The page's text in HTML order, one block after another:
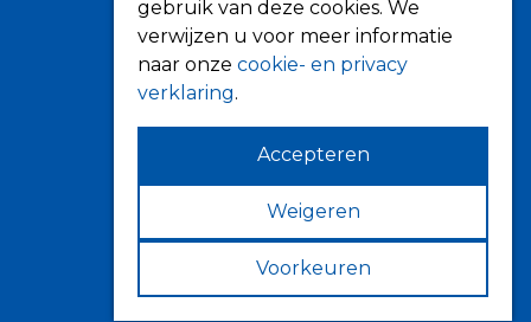
Informatie
Over ons
Tips
Verkooppunten
gebruik van deze cookies. We
verwijzen u voor meer informatie
naar onze cookie- en privacy
verklaring.
Accepteren
Weigeren
Voorkeuren